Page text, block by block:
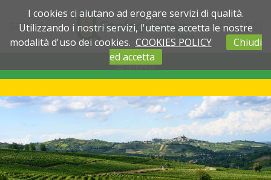
SEDI
MENU
I cookies ci aiutano ad erogare servizi di qualità.
Utilizzando i nostri servizi, l'utente accetta le nostre
modalità d'uso dei cookies. COOKIES POLICY
Chiudi
ed accetta